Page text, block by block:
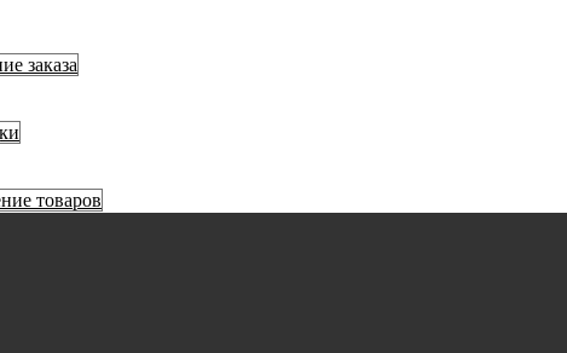
заказа
товаров